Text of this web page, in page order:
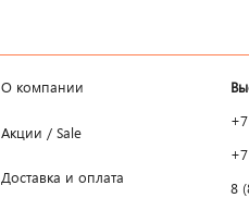
О компании
Акции / Sale
Доставка и оплата
8